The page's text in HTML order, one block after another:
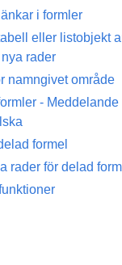
i formler
eller listobjekt
rader
namngivet område
-
formel
rader för delad